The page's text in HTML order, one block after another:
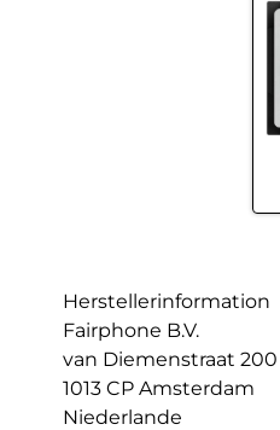
Herstellerinformation
Fairphone B.V.
van Diemenstraat 200
1013 CP Amsterdam
Niederlande